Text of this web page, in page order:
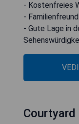
- Kostenfreies
-
- Gute Lage in